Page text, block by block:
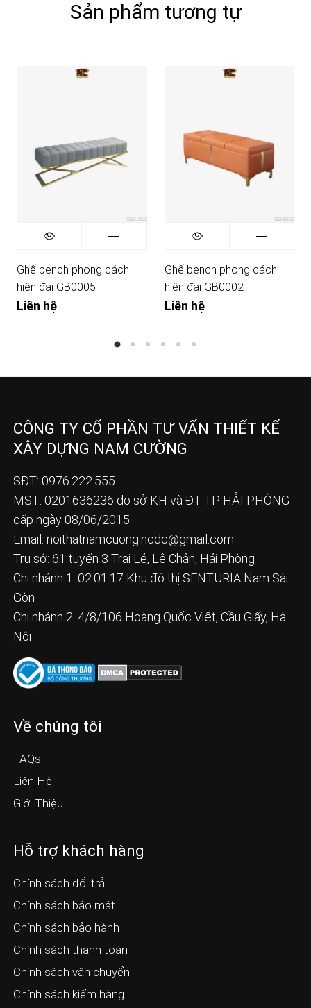
Sản phẩm tương tự
Ghế bench phong cách
hiện đại GB0005
Liên hệ
Ghế bench phong cách
hiện đại GB0002
Liên hệ
CÔNG TY CỔ PHẦN TƯ VẤN THIẾT KẾ
XÂY DỰNG NAM CƯỜNG
SĐT: 0976.222.555
MST: 0201636236 do sở KH và ĐT TP HẢI PHÒNG
cấp ngày 08/06/2015
Email: noithatnamcuong.ncdc@gmail.com
Trụ sở: 61 tuyến 3 Trại Lẻ, Lê Chân, Hải Phòng
Chi nhánh 1: 02.01.17 Khu đô thị SENTURIA Nam Sài
Gòn
Chi nhánh 2: 4/8/106 Hoàng Quốc Việt, Cầu Giấy, Hà
Nội
Về chúng tôi
FAQs
Liên Hệ
Giới Thiệu
Hỗ trợ khách hàng
Chính sách đổi trả
Chính sách bảo mật
Chính sách bảo hành
Chính sách thanh toán
Chính sách vận chuyển
Chính sách kiểm hàng